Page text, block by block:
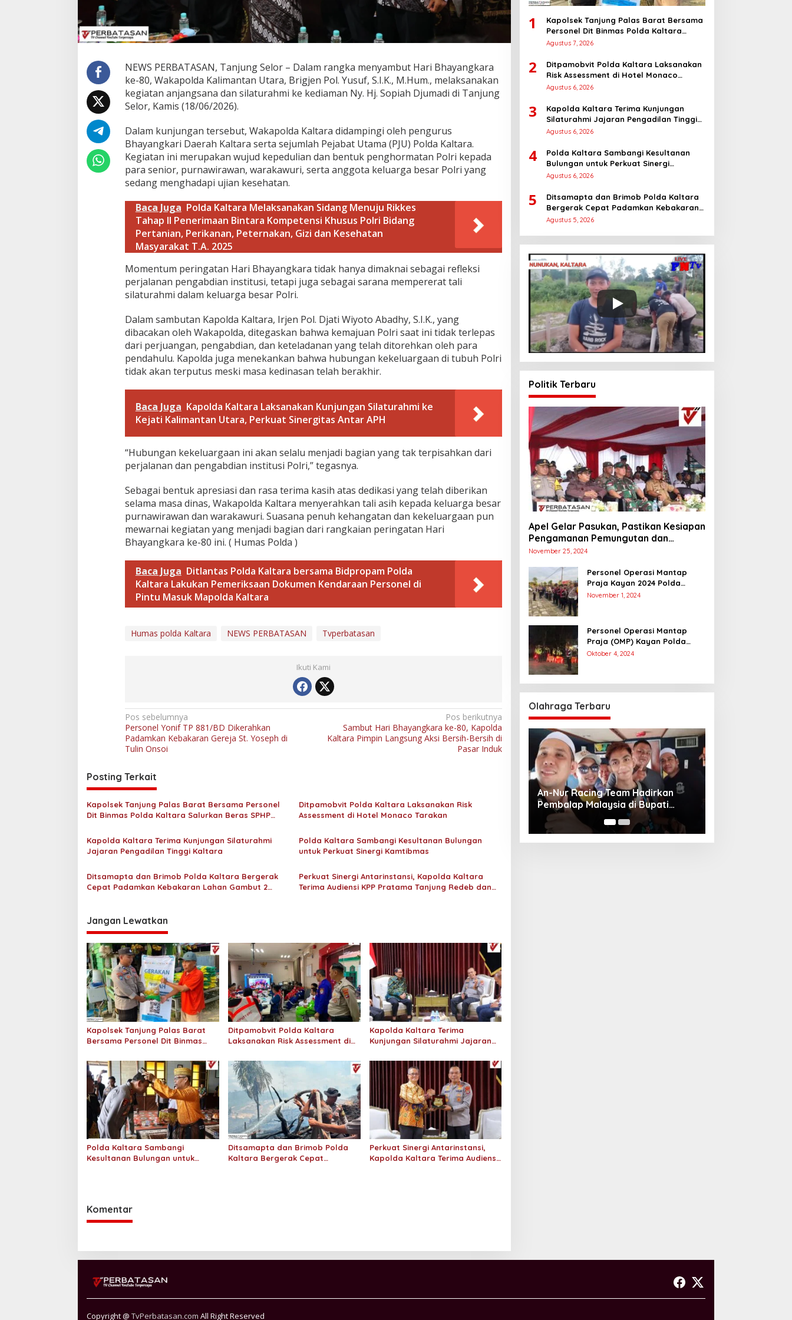
S
i
a
h
t
u
r
h
m
i
K
e
p
d
a
P
u
r
n
w
i
r
w
n
P
o
i
a
n
r
a
a
u
r
J
l
a
n
g
H
i
g
k
a
r
0
NEWS PERBATASAN, Tanjung Selor – Dalam rangka menyambut Hari Bhayangkara
ke-80, Wakapolda Kalimantan Utara, Brigjen Pol. Yusuf, S.I.K., M.Hum., melaksanakan
kegiatan anjangsana dan silaturahmi ke kediaman Ny. Hj. Sopiah Djumadi di Tanjung
Selor, Kamis (18/06/2026).
Dalam kunjungan tersebut, Wakapolda Kaltara didampingi oleh pengurus
Bhayangkari Daerah Kaltara serta sejumlah Pejabat Utama (PJU) Polda Kaltara.
Kegiatan ini merupakan wujud kepedulian dan bentuk penghormatan Polri kepada
para senior, purnawirawan, warakawuri, serta anggota keluarga besar Polri yang
sedang menghadapi ujian kesehatan.
Baca Juga Polda Kaltara Melaksanakan Sidang Menuju Rikkes
Tahap II Penerimaan Bintara Kompetensi Khusus Polri Bidang
Pertanian, Perikanan, Peternakan, Gizi dan Kesehatan
Masyarakat T.A. 2025
Momentum peringatan Hari Bhayangkara tidak hanya dimaknai sebagai refleksi
perjalanan pengabdian institusi, tetapi juga sebagai sarana mempererat tali
silaturahmi dalam keluarga besar Polri.
Dalam sambutan Kapolda Kaltara, Irjen Pol. Djati Wiyoto Abadhy, S.I.K., yang
dibacakan oleh Wakapolda, ditegaskan bahwa kemajuan Polri saat ini tidak terlepas
dari perjuangan, pengabdian, dan keteladanan yang telah ditorehkan oleh para
pendahulu. Kapolda juga menekankan bahwa hubungan kekeluargaan di tubuh Polri
tidak akan terputus meski masa kedinasan telah berakhir.
Baca Juga Kapolda Kaltara Laksanakan Kunjungan Silaturahmi ke
Kejati Kalimantan Utara, Perkuat Sinergitas Antar APH
“Hubungan kekeluargaan ini akan selalu menjadi bagian yang tak terpisahkan dari
perjalanan dan pengabdian institusi Polri,” tegasnya.
Sebagai bentuk apresiasi dan rasa terima kasih atas dedikasi yang telah diberikan
selama masa dinas, Wakapolda Kaltara menyerahkan tali asih kepada keluarga besar
purnawirawan dan warakawuri. Suasana penuh kehangatan dan kekeluargaan pun
mewarnai kegiatan yang menjadi bagian dari rangkaian peringatan Hari
Bhayangkara ke-80 ini. ( Humas Polda )
Baca Juga Ditlantas Polda Kaltara bersama Bidpropam Polda
Kaltara Lakukan Pemeriksaan Dokumen Kendaraan Personel di
Pintu Masuk Mapolda Kaltara
Humas polda Kaltara NEWS PERBATASAN Tvperbatasan
Ikuti Kami
N
a
v
i
g
a
s
i
p
s
Pos sebelumnya
Personel Yonif TP 881/BD Dikerahkan
Padamkan Kebakaran Gereja St. Yoseph di
Tulin Onsoi
Pos berikutnya
Sambut Hari Bhayangkara ke-80, Kapolda
Kaltara Pimpin Langsung Aksi Bersih-Bersih di
Pasar Induk
Posting Terkait
Kapolsek Tanjung Palas Barat Bersama Personel
Dit Binmas Polda Kaltara Salurkan Beras SPHP
Ditpamobvit Polda Kaltara Laksanakan Risk
Assessment di Hotel Monaco Tarakan
Kapolda Kaltara Terima Kunjungan Silaturahmi
Jajaran Pengadilan Tinggi Kaltara
Polda Kaltara Sambangi Kesultanan Bulungan
untuk Perkuat Sinergi Kamtibmas
Ditsamapta dan Brimob Polda Kaltara Bergerak
Cepat Padamkan Kebakaran Lahan Gambut 2
Perkuat Sinergi Antarinstansi, Kapolda Kaltara
Terima Audiensi KPP Pratama Tanjung Redeb dan
Jangan Lewatkan
Kapolsek Tanjung Palas Barat
Bersama Personel Dit Binmas
SPHP Kepada Masyarakat
Ditpamobvit Polda Kaltara
Laksanakan Risk Assessment di
Kapolda Kaltara Terima
Kunjungan Silaturahmi Jajaran
Polda Kaltara Sambangi
Kesultanan Bulungan untuk
Ditsamapta dan Brimob Polda
Kaltara Bergerak Cepat
Perkuat Sinergi Antarinstansi,
Kapolda Kaltara Terima Audiensi
Komentar
1
Kapolsek Tanjung Palas Barat Bersama
Personel Dit Binmas Polda Kaltara
Salurkan Beras SPHP Kepada
Agustus 7, 2026
2
Ditpamobvit Polda Kaltara Laksanakan
Risk Assessment di Hotel Monaco
Tarakan
Agustus 6, 2026
3
Kapolda Kaltara Terima Kunjungan
Silaturahmi Jajaran Pengadilan Tinggi
Kaltara
Agustus 6, 2026
4
Polda Kaltara Sambangi Kesultanan
Bulungan untuk Perkuat Sinergi
Kamtibmas
Agustus 6, 2026
5
Ditsamapta dan Brimob Polda Kaltara
Bergerak Cepat Padamkan Kebakaran
Lahan Gambut 2 Hektar di Bulungan
Agustus 5, 2026
Politik Terbaru
Apel Gelar Pasukan, Pastikan Kesiapan
Pengamanan Pemungutan dan
Penghitungan Suara
November 25, 2024
Personel Operasi Mantap
Praja Kayan 2024 Polda
Kaltara Laksanakan
Suara Dalam Rangka Pilkada
2024
November 1, 2024
Personel Operasi Mantap
Praja (OMP) Kayan Polda
Kaltara Laksanakan Pam
Oktober 4, 2024
Olahraga Terbaru
Pembalap Malaysia di Bupati
Nunukan Drag Race
Unggul Adu Pinalti, Gapindo FC
Menanti Penantang Selanjutnya di
Semifinal Bupati Cup 2024
Copyright @ TvPerbatasan.com All Right Reserved